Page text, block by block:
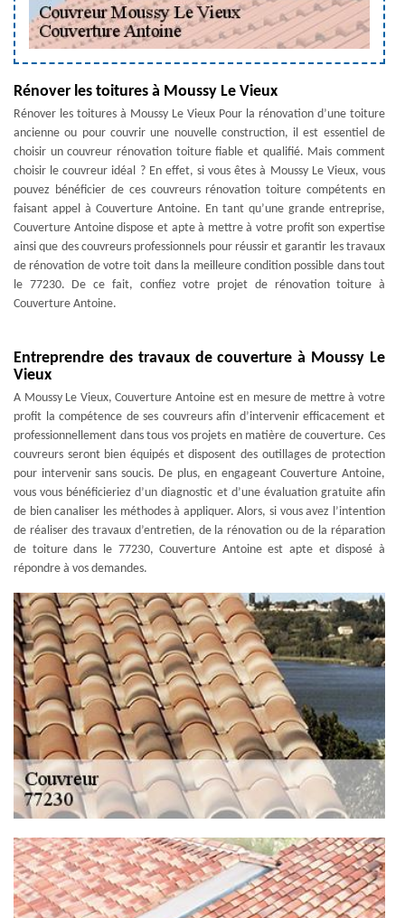
Rénover les toitures à Moussy Le Vieux
Rénover les toitures à Moussy Le Vieux Pour la rénovation d’une toiture
ancienne ou pour couvrir une nouvelle construction, il est essentiel de
choisir un couvreur rénovation toiture fiable et qualifié. Mais comment
choisir le couvreur idéal ? En effet, si vous êtes à Moussy Le Vieux, vous
pouvez bénéficier de ces couvreurs rénovation toiture compétents en
faisant appel à Couverture Antoine. En tant qu’une grande entreprise,
Couverture Antoine dispose et apte à mettre à votre profit son expertise
ainsi que des couvreurs professionnels pour réussir et garantir les travaux
de rénovation de votre toit dans la meilleure condition possible dans tout
le 77230. De ce fait, confiez votre projet de rénovation toiture à
Couverture Antoine.
Entreprendre des travaux de couverture à Moussy Le
Vieux
A Moussy Le Vieux, Couverture Antoine est en mesure de mettre à votre
profit la compétence de ses couvreurs afin d’intervenir efficacement et
professionnellement dans tous vos projets en matière de couverture. Ces
couvreurs seront bien équipés et disposent des outillages de protection
pour intervenir sans soucis. De plus, en engageant Couverture Antoine,
vous vous bénéficieriez d’un diagnostic et d’une évaluation gratuite afin
de bien canaliser les méthodes à appliquer. Alors, si vous avez l’intention
de réaliser des travaux d’entretien, de la rénovation ou de la réparation
de toiture dans le 77230, Couverture Antoine est apte et disposé à
répondre à vos demandes.